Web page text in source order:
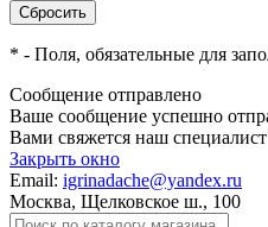
* - Поля, обязательные для
Сообщение отправлено
Ваше сообщение успешно
Вами свяжется наш специалист
Закрыть окно
Email: igrinadache@yandex.ru
Москва, Щелковское ш., 100